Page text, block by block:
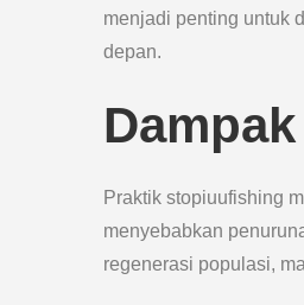
menjadi penting untuk
depan.
Praktik stopiuufishing
menyebabkan
regenerasi populasi,